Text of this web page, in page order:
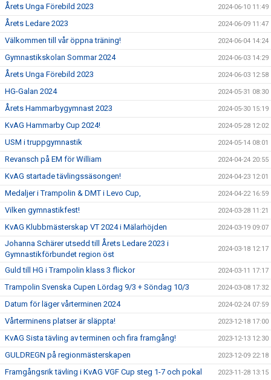
Årets Unga Förebild 2023 2024-06-10 11:49
Årets Ledare 2023 2024-06-09 11:47
Välkommen till vår öppna träning! 2024-06-04 14:24
Gymnastikskolan Sommar 2024 2024-06-03 14:29
Årets Unga Förebild 2023 2024-06-03 12:58
HG-Galan 2024 2024-05-31 08:30
Årets Hammarbygymnast 2023 2024-05-30 15:19
KvAG Hammarby Cup 2024! 2024-05-28 12:02
USM i truppgymnastik 2024-05-14 08:01
Revansch på EM för William 2024-04-24 20:55
KvAG startade tävlingssäsongen! 2024-04-23 12:01
Medaljer i Trampolin & DMT i Levo Cup, 2024-04-22 16:59
Vilken gymnastikfest! 2024-03-28 11:21
KvAG Klubbmästerskap VT 2024 i Mälarhöjden 2024-03-19 09:07
Johanna Schärer utsedd till Årets Ledare 2023 i
Gymnastikförbundet region öst
2024-03-18 12:17
Guld till HG i Trampolin klass 3 flickor 2024-03-11 17:17
Trampolin Svenska Cupen Lördag 9/3 + Söndag 10/3 2024-03-08 17:32
Datum för läger vårterminen 2024 2024-02-24 07:59
Vårterminens platser är släppta! 2023-12-18 17:00
KvAG Sista tävling av terminen och fira framgång! 2023-12-13 12:30
GULDREGN på regionmästerskapen 2023-12-09 22:18
Framgångsrik tävling i KvAG VGF Cup steg 1-7 och pokal 2023-11-28 13:15